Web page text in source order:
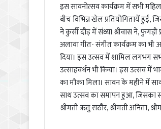
इस सावनोत्सव कार्यक्रम में सभी
बीच विभिन्न खेल प्रतियोगितायें हुई,
ने कुर्सी दौड़ में संध्या श्रीवास ने, फुगड़ी
अलावा गीत- संगीत कार्यक्रम का
दिया। इस उत्सव में शामिल लगभग
उत्साहवर्धन भी किया। इस उत्सव
का मौका मिला। सावन के महीने में
साथ उत्सव का समापन हुआ, जिसका
श्रीमती ऋतु राठौर, श्रीमती अनिता,